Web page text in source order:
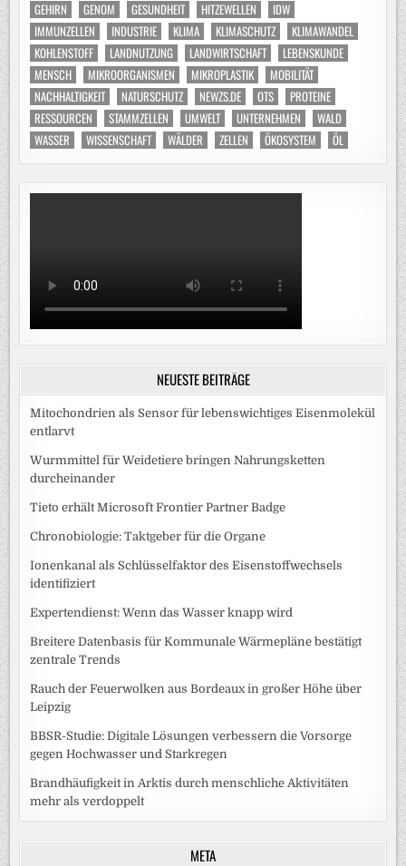
GEHIRN GENOM GESUNDHEIT HITZEWELLEN
IDW
IMMUNZELLEN
INDUSTRIE KLIMA KLIMASCHUTZ
KLIMAWANDEL
KOHLENSTOFF
LANDNUTZUNG LANDWIRTSCHAFT
LEBENSKUNDE
MENSCH
MIKROORGANISMEN MIKROPLASTIK
MOBILITÄT
NACHHALTIGKEIT
NATURSCHUTZ NEWZS.DE OTS
PROTEINE
RESSOURCEN
STAMMZELLEN UMWELT UNTERNEHMEN
WALD
WASSER
WISSENSCHAFT WÄLDER ZELLEN ÖKOSYSTEM ÖL
NEUESTE BEITRÄGE
Mitochondrien als Sensor für lebenswichtiges Eisenmolekül
entlarvt
Wurmmittel für Weidetiere bringen Nahrungsketten
durcheinander
Tieto erhält Microsoft Frontier Partner Badge
Chronobiologie: Taktgeber für die Organe
Ionenkanal als Schlüsselfaktor des Eisenstoffwechsels
identifiziert
Expertendienst: Wenn das Wasser knapp wird
Breitere Datenbasis für Kommunale Wärmepläne bestätigt
zentrale Trends
Rauch der Feuerwolken aus Bordeaux in großer Höhe über
Leipzig
BBSR-Studie: Digitale Lösungen verbessern die Vorsorge
gegen Hochwasser und Starkregen
Brandhäufigkeit in Arktis durch menschliche Aktivitäten
mehr als verdoppelt
META